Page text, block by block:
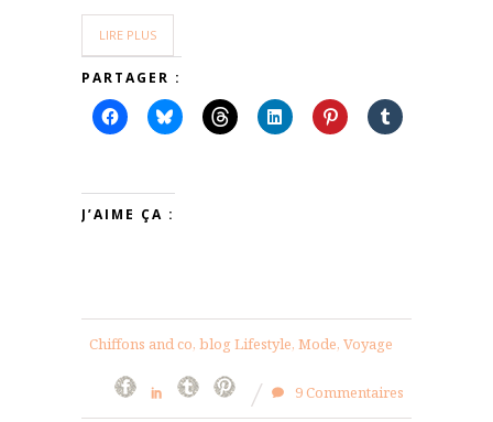
LIRE PLUS
PARTAGER :
J’AIME ÇA :
Chiffons and co, blog Lifestyle, Mode, Voyage
9 Commentaires